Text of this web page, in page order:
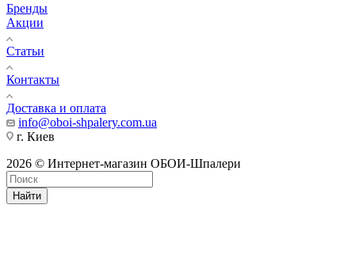
Бренды
Акции
Статьи
Контакты
Доставка и оплата
info@oboi-shpalery.com.ua
г. Киев
2026 © Интернет-магазин ОБОИ-Шпалери
Найти